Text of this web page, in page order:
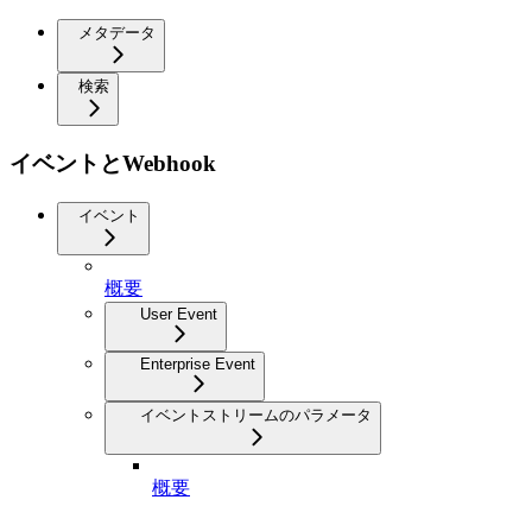
メタデータ
検索
イベントとWebhook
イベント
概要
User Event
Enterprise Event
イベントストリームのパラメータ
概要